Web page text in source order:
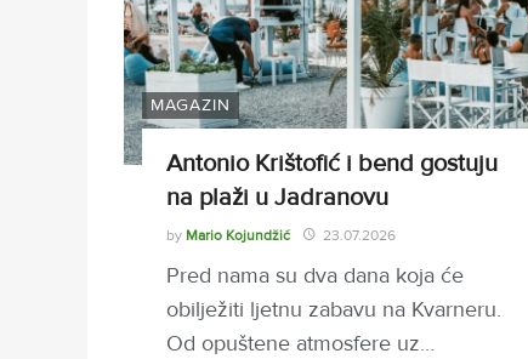
MAGAZIN
Antonio Krištofić i bend gostuju
na plaži u Jadranovu
by Mario Kojundžić 23.07.2026
Pred nama su dva dana koja će
obilježiti ljetnu zabavu na Kvarneru.
Od opuštene atmosfere uz…